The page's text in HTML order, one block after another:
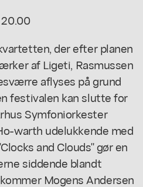
der efter planen
af Ligeti, Rasmussen
aflyses på grund
festivalen kan slutte for
Symfoniorkester
warth udelukkende med
and Clouds" gør en
siddende blandt
Mogens Andersen